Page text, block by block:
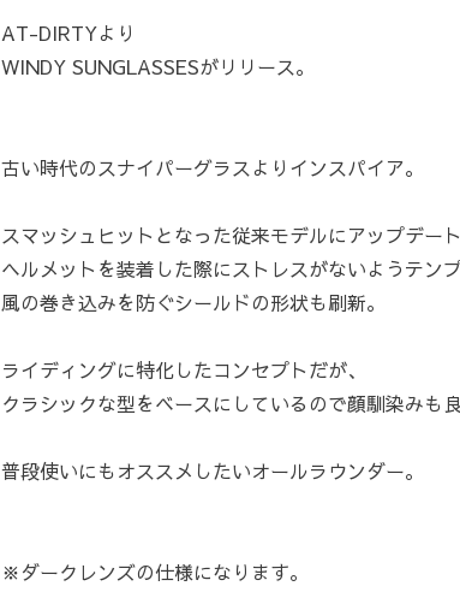
AT-DIRTYより
WINDY SUNGLASSESがリリース。
古い時代のスナイパーグラスよりインスパイア。
スマッシュヒットとなった従来モデルにアップデート
ヘルメットを装着した際にストレスがないようテン
風の巻き込みを防ぐシールドの形状も刷新。
ライディングに特化したコンセプトだが、
クラシックな型をベースにしているので顔馴染みも良
普段使いにもオススメしたいオールラウンダー。
※ダークレンズの仕様になります。